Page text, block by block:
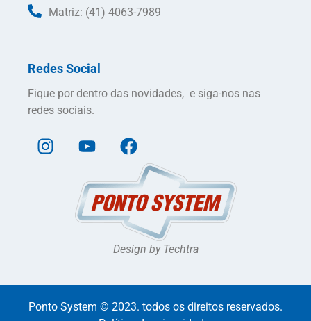
Matriz: (41) 4063-7989
Redes Social
Fique por dentro das novidades, e siga-nos nas
redes sociais.
Design by Techtra
Ponto System © 2023. todos os direitos reservados.